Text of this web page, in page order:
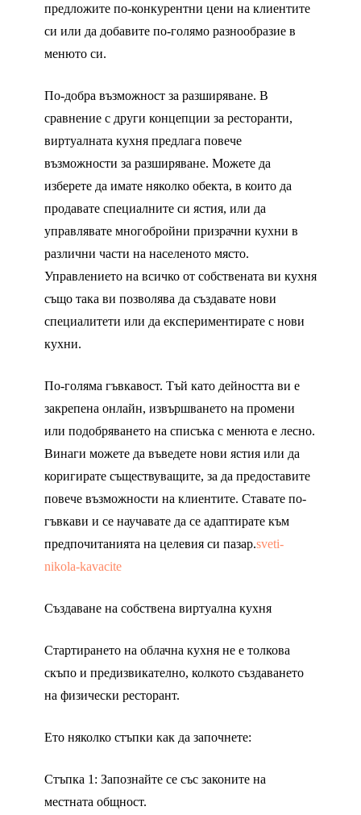
предложите по-конкурентни цени на клиентите
си или да добавите по-голямо разнообразие в
менюто си.
По-добра възможност за разширяване. В
сравнение с други концепции за ресторанти,
виртуалната кухня предлага повече
възможности за разширяване. Можете да
изберете да имате няколко обекта, в които да
продавате специалните си ястия, или да
управлявате многобройни призрачни кухни в
различни части на населеното място.
Управлението на всичко от собствената ви кухня
също така ви позволява да създавате нови
специалитети или да експериментирате с нови
кухни.
По-голяма гъвкавост. Тъй като дейността ви е
закрепена онлайн, извършването на промени
или подобряването на списъка с менюта е лесно.
Винаги можете да въведете нови ястия или да
коригирате съществуващите, за да предоставите
повече възможности на клиентите. Ставате по-
гъвкави и се научавате да се адаптирате към
предпочитанията на целевия си пазар.sveti-
nikola-kavacite
Създаване на собствена виртуална кухня
Стартирането на облачна кухня не е толкова
скъпо и предизвикателно, колкото създаването
на физически ресторант.
Ето няколко стъпки как да започнете:
Стъпка 1: Запознайте се със законите на
местната общност.